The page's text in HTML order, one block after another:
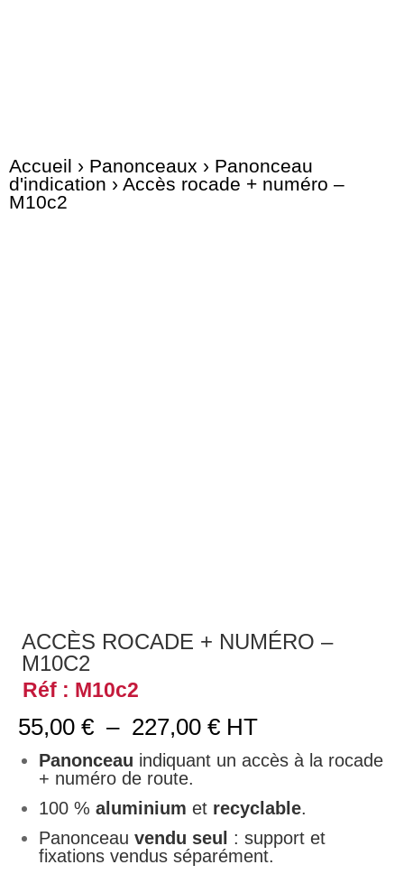
Accueil › Panonceaux › Panonceau
d'indication › Accès rocade + numéro –
M10c2
ACCÈS ROCADE + NUMÉRO –
M10C2
Réf : M10c2
55,00€ – 227,00€Plage
de
prix :
à
227,00 €
HT
Panonceau indiquant un accès à la rocade
+ numéro de route.
100 %aluminiumet recyclable.
Panonceau vendu seul
: support et
fixations vendus séparément.